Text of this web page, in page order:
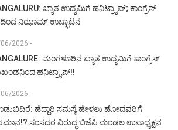
ಖ್ಯಾತ ಉದ್ಯಮಿಗೆ ಹನಿಟ್ರ್ಯಾಪ್; ಕಾಂಗ್ರೆಸ್
ನಿಝಾಮ್ ಉಚ್ಛಾಟನೆ
2026 -
ಮಂಗಳೂರಿನ ಖ್ಯಾತ ಉದ್ಯಮಿಗೆ ಕಾಂಗ್ರೆಸ್
ಹನಿಟ್ರ್ಯಾಪ್!!
2026 -
ಹೆದ್ದಾರಿ ಸಮಸ್ಯೆ ಹೇಳಲು ಹೋದವರಿಗೆ
ಸಂಸದರ ವಿರುದ್ಧ ಬಿಜೆಪಿ ಮಂಡಲ ಉಪಾಧ್ಯಕ್ಷನ